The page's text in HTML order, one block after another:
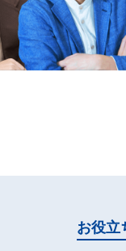
お役立